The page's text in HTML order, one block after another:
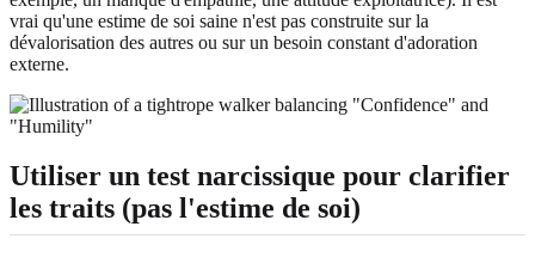
vrai qu'une estime de soi saine n'est pas construite sur la
dévalorisation des autres ou sur un besoin constant d'adoration
externe.
Utiliser un test narcissique pour clarifier
les traits (pas l'estime de soi)